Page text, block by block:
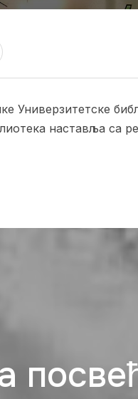
Универзитетске
наставља са